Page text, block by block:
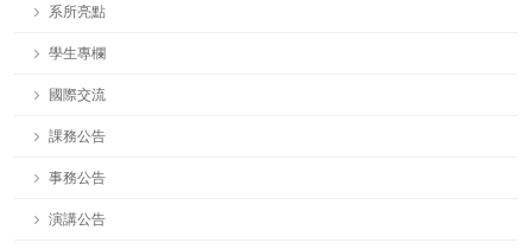
系所亮點
學生專欄
國際交流
課務公告
事務公告
演講公告